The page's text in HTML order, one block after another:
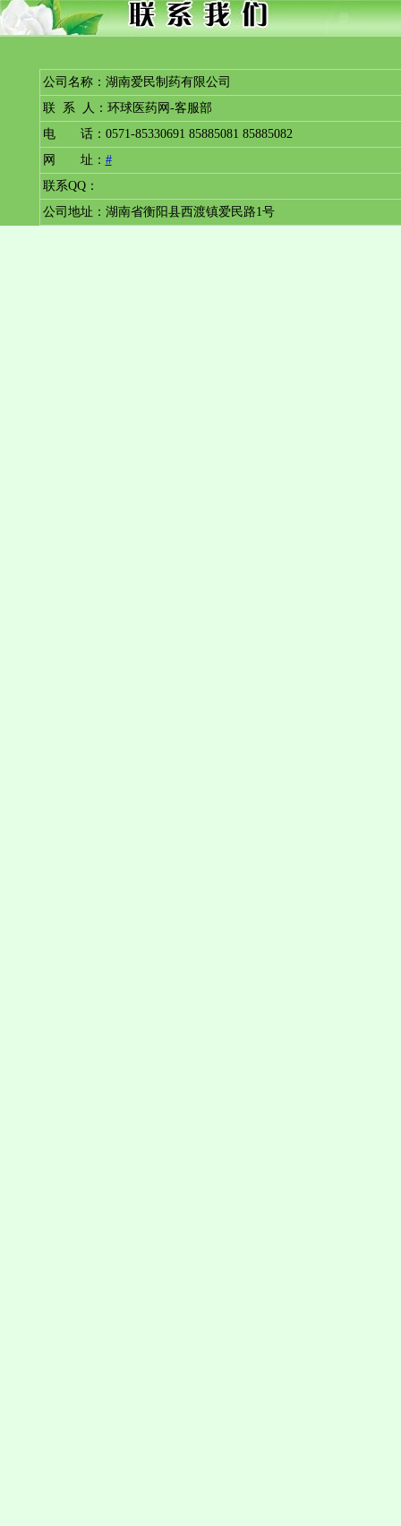
公司名称：湖南爱民制药有限公司
联 系 人：环球医药网-客服部
电 话：0571-85330691 85885081 85885082
网 址： #
联系QQ：
公司地址：湖南省衡阳县西渡镇爱民路1号